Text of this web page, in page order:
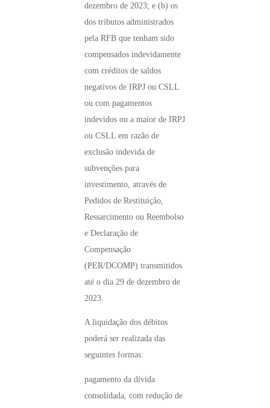
dezembro de 2023; e (b) os
dos tributos administrados
pela RFB que tenham sido
compensados indevidamente
com créditos de saldos
negativos de IRPJ ou CSLL
ou com pagamentos
indevidos ou a maior de IRPJ
ou CSLL em razão de
exclusão indevida de
subvenções para
investimento, através de
Pedidos de Restituição,
Ressarcimento ou Reembolso
e Declaração de
Compensação
(PER/DCOMP) transmitidos
até o dia 29 de dezembro de
2023.
A liquidação dos débitos
poderá ser realizada das
seguintes formas:
pagamento da dívida
consolidada, com redução de